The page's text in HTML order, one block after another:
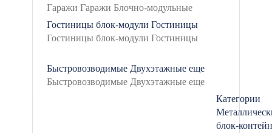
Гостиницы блок-модули Гостиницы
Быстровозводимые Двухэтажные еще
Категории
блок-